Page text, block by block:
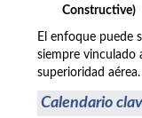
Constructive)
El enfoque puede
siempre vinculado
superioridad aérea.
Calendario